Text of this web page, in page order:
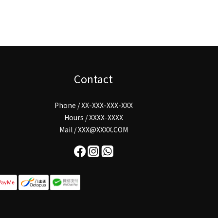
Contact
Phone / XX-XXX-XXX-XXX
Hours / XXXX-XXXX
Mail / XXX@XXXX.COM